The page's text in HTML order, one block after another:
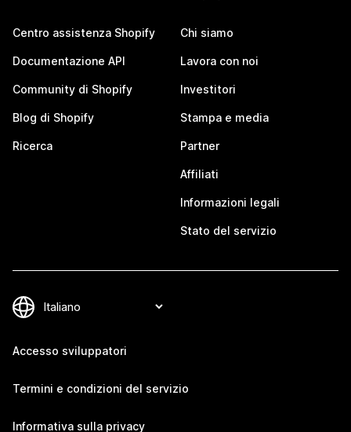
Centro assistenza Shopify
Documentazione API
Community di Shopify
Blog di Shopify
Ricerca
Chi siamo
Lavora con noi
Investitori
Stampa e media
Partner
Affiliati
Informazioni legali
Stato del servizio
Accesso sviluppatori
Termini e condizioni del servizio
Informativa sulla privacy